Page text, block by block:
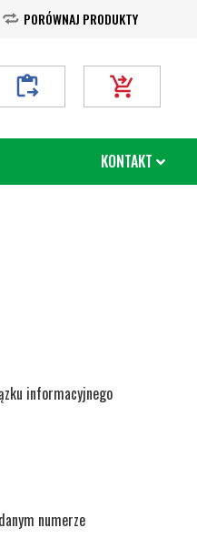
PORÓWNAJ PRODUKTY
Mój koszyk
Moje Zapytanie
KONTAKT
informacyjnego
numerze